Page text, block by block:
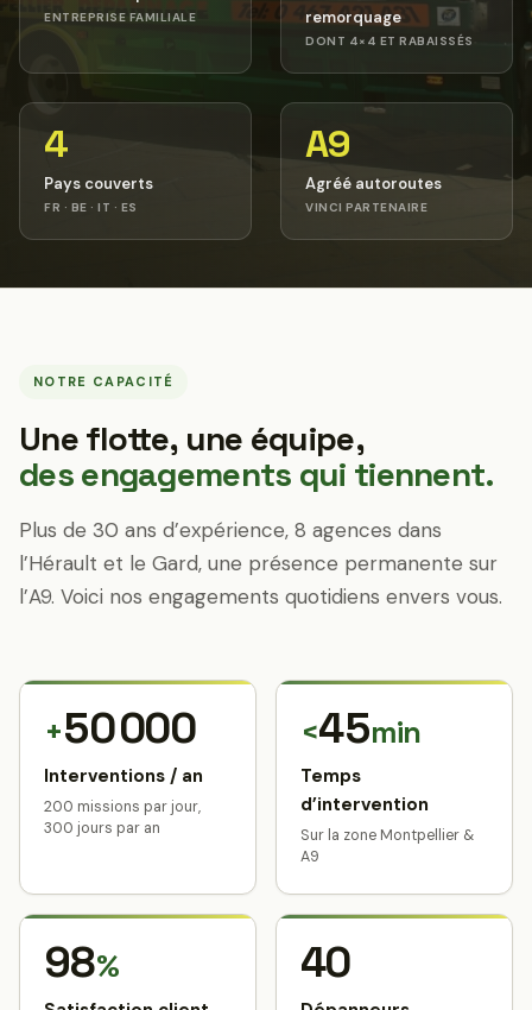
ENTREPRISE FAMILIALE
remorquage
DONT 4×4 ET RABAISSÉS
4
Pays couverts
FR · BE · IT · ES
A9
Agréé autoroutes
VINCI PARTENAIRE
NOTRE CAPACITÉ
Une flotte, une équipe,
des engagements qui tiennent.
Plus de 30 ans d’expérience, 8 agences dans
l’Hérault et le Gard, une présence permanente sur
l’A9. Voici nos engagements quotidiens envers vous.
+50 000
Interventions / an
200 missions par jour,
300 jours par an
<45min
Temps
d’intervention
Sur la zone Montpellier &
A9
98% 40